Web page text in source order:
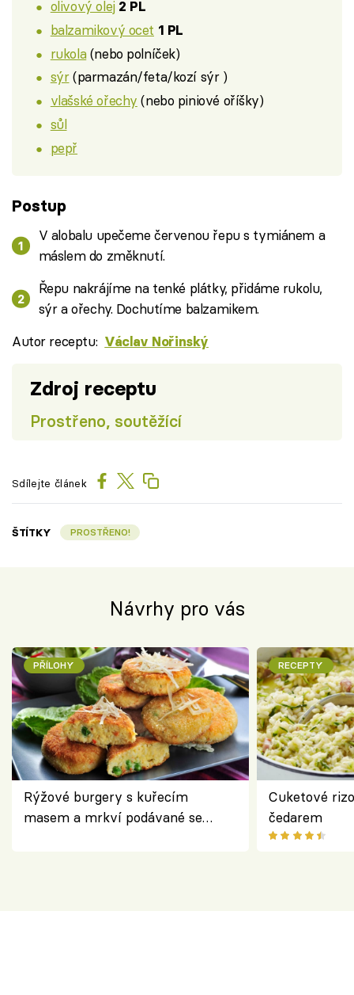
olivový olej 2 PL
balzamikový ocet 1 PL
rukola(nebo polníček)
sýr(parmazán/feta/kozí sýr )
vlašské ořechy (nebo piniové oříšky)
sůl
pepř
Postup
V alobalu upečeme červenou řepu s tymiánem a
máslem do změknutí.
Řepu nakrájíme na tenké plátky, přidáme rukolu,
sýr a ořechy. Dochutíme balzamikem.
Autor receptu: Václav Nořinský
Zdroj receptu
Prostřeno, soutěžící
Sdílejte článek
ŠTÍTKY PROSTŘENO!
Návrhy pro vás
PŘÍLOHY
Rýžové burgery s kuřecím
masem a mrkví podávané se
RECEPTY
Cuketové
čedarem